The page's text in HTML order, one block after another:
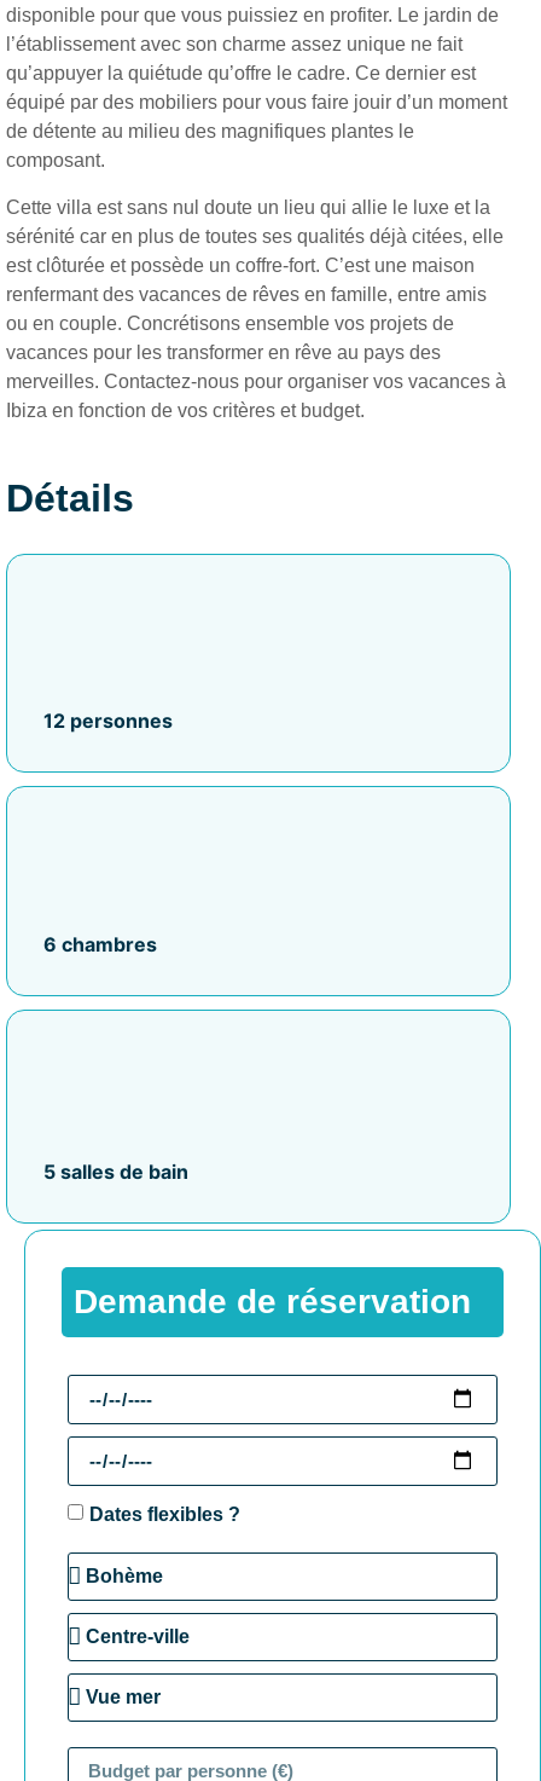
disponible pour que vous puissiez en profiter. Le jardin de
l’établissement avec son charme assez unique ne fait
qu’appuyer la quiétude qu’offre le cadre. Ce dernier est
équipé par des mobiliers pour vous faire jouir d’un moment
de détente au milieu des magnifiques plantes le
composant.
Cette villa est sans nul doute un lieu qui allie le luxe et la
sérénité car en plus de toutes ses qualités déjà citées, elle
est clôturée et possède un coffre-fort. C’est une maison
renfermant des vacances de rêves en famille, entre amis
ou en couple. Concrétisons ensemble vos projets de
vacances pour les transformer en rêve au pays des
merveilles. Contactez-nous pour organiser vos vacances à
Ibiza en fonction de vos critères et budget.
Détails
12 personnes
6 chambres
5 salles de bain
Demande de réservation
Dates flexibles ?